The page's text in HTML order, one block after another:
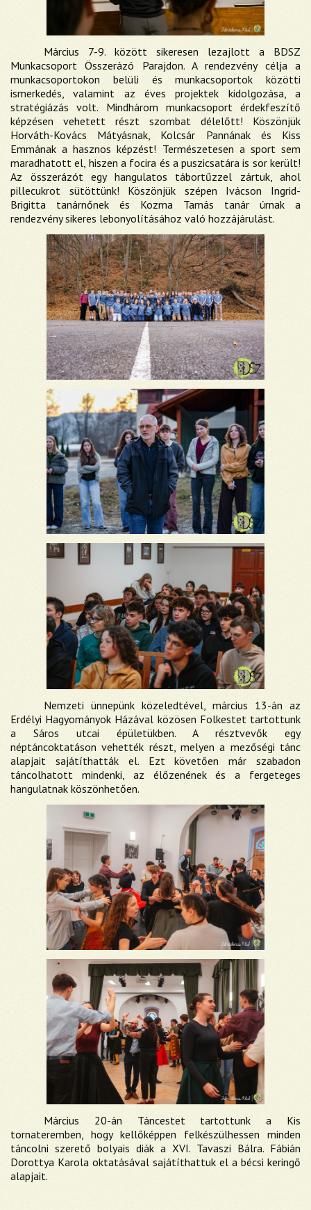
Március 7-9. között sikeresen lezajlott a BDSZ
Munkacsoport Összerázó Parajdon. A rendezvény célja a
munkacsoportokon belüli és munkacsoportok közötti
ismerkedés, valamint az éves projektek kidolgozása, a
stratégiázás volt. Mindhárom munkacsoport érdekfeszítő
képzésen vehetett részt szombat délelőtt! Köszönjük
Horváth-Kovács Mátyásnak, Kolcsár Pannának és Kiss
Emmának a hasznos képzést! Természetesen a sport sem
maradhatott el, hiszen a focira és a puszicsatára is sor került!
Az összerázót egy hangulatos tábortűzzel zártuk, ahol
pillecukrot sütöttünk! Köszönjük szépen Ivácson Ingrid-
Brigitta tanárnőnek és Kozma Tamás tanár úrnak a
rendezvény sikeres lebonyolításához való hozzájárulást.
Nemzeti ünnepünk közeledtével, március 13-án az
Erdélyi Hagyományok Házával közösen Folkestet tartottunk
a Sáros utcai épületükben. A résztvevők egy
néptáncoktatáson vehették részt, melyen a mezőségi tánc
alapjait sajátíthatták el. Ezt követően már szabadon
táncolhatott mindenki, az élőzenének és a fergeteges
hangulatnak köszönhetően.
Március 20-án Táncestet tartottunk a Kis
tornateremben, hogy kellőképpen felkészülhessen minden
táncolni szerető bolyais diák a XVI. Tavaszi Bálra. Fábián
Dorottya Karola oktatásával sajátíthattuk el a bécsi keringő
alapjait.